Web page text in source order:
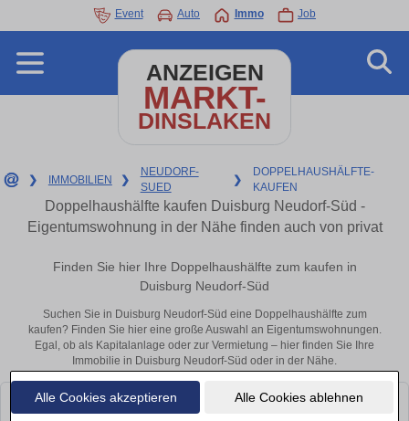
Alle Cookies akzeptieren Alle Cookies ablehnen
Event Auto Immo Job
ANZEIGEN
MARKT-
DINSLAKEN
❯ IMMOBILIEN ❯
NEUDORF-
SUED
❯
DOPPELHAUSHÄLFTE-
KAUFEN
Doppelhaushälfte kaufen Duisburg Neudorf-Süd -
Eigentumswohnung in der Nähe finden auch von privat
Finden Sie hier Ihre Doppelhaushälfte zum kaufen in
Duisburg Neudorf-Süd
Suchen Sie in Duisburg Neudorf-Süd eine Doppelhaushälfte zum
kaufen? Finden Sie hier eine große Auswahl an Eigentumswohnungen.
Egal, ob als Kapitalanlage oder zur Vermietung – hier finden Sie Ihre
Immobilie in Duisburg Neudorf-Süd oder in der Nähe.
Leider konnten wir derzeit keine passenden Objekte finden. Schauen Sie